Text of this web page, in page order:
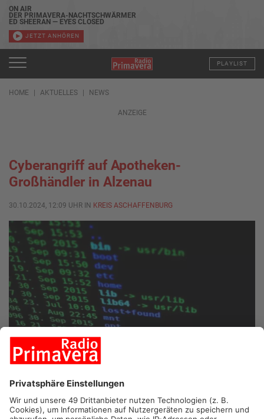
ON AIR
DER PRIMAVERA-NACHTSCHWÄRMER
ED SHEERAN — EYES CLOSED
JETZT ANHÖREN
PLAYLIST
HOME AKTUELLES NEWS
ANZEIGE
Cyberangriff auf Apotheken-
Großhändler in Alzenau
30.10.2024, 12:09 UHR IN KREIS ASCHAFFENBURG